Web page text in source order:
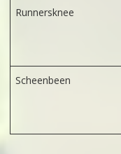
Runnersknee
Scheenbeen